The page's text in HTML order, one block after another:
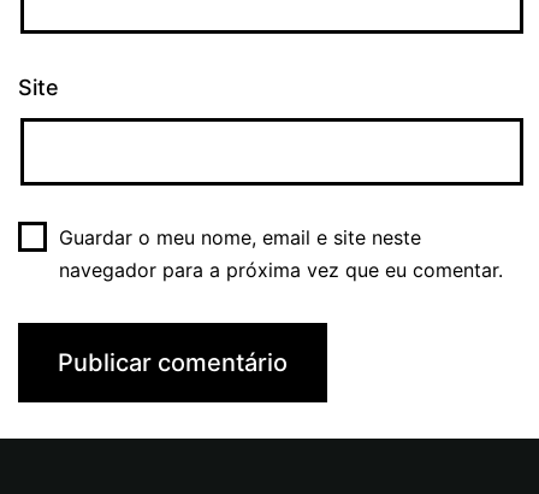
Site
Guardar o meu nome, email e site neste
navegador para a próxima vez que eu comentar.